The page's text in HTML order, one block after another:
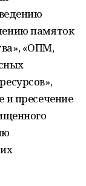
памяток
«ОПМ,
пресечение